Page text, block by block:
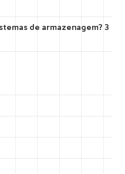
de armazenagem? 3